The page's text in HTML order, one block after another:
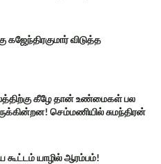
கஜேந்திரகுமார் விடுத்த
கீழே தான் உண்மைகள் பல
செம்மணியில் சுமந்திரன்
கூட்டம் யாழில் ஆரம்பம்!